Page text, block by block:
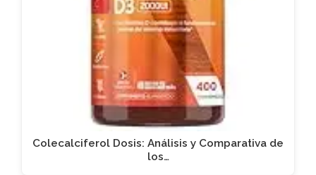
Colecalciferol Dosis: Análisis y Comparativa de
los…